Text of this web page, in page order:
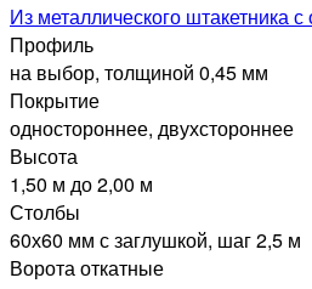
Из металлического штакетника
Профиль
на выбор, толщиной 0,45 мм
Покрытие
одностороннее, двухстороннее
Высота
1,50 м до 2,00 м
Столбы
60х60 мм с заглушкой, шаг 2,5 м
Ворота откатные